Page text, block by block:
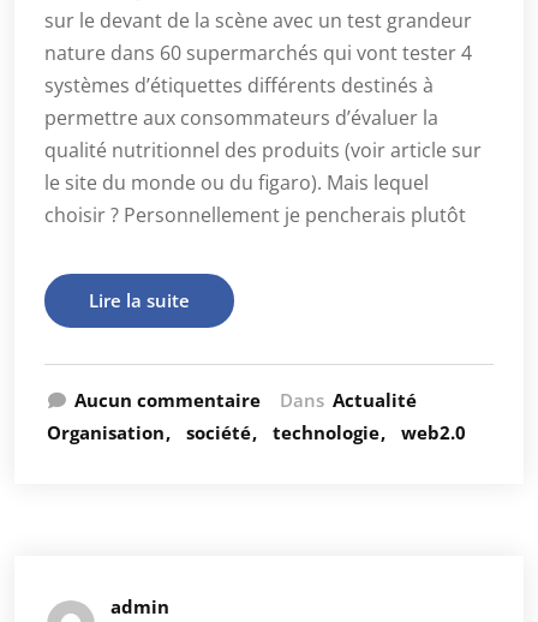
sur le devant de la scène avec un test grandeur
nature dans 60 supermarchés qui vont tester 4
systèmes d’étiquettes différents destinés à
permettre aux consommateurs d’évaluer la
qualité nutritionnel des produits (voir article sur
le site du monde ou du figaro). Mais lequel
choisir ? Personnellement je pencherais plutôt
Lire la suite
Aucun commentaire Dans Actualité
Organisation
société technologie web2.0
admin